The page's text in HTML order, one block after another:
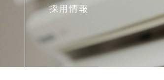
採用情報